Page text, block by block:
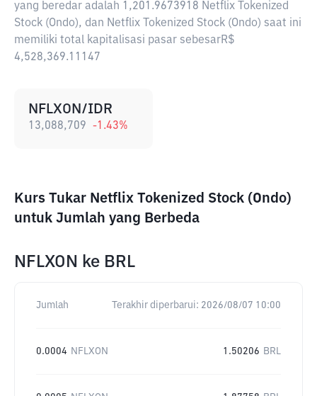
yang beredar adalah 1,201.9673918 Netflix Tokenized
Stock (Ondo), dan Netflix Tokenized Stock (Ondo) saat ini
memiliki total kapitalisasi pasar sebesarR$
4,528,369.11147
NFLXON/IDR
13,088,709 -1.43%
Kurs Tukar Netflix Tokenized Stock (Ondo)
untuk Jumlah yang Berbeda
NFLXON ke BRL
Jumlah Terakhir diperbarui: 2026/08/07 10:00
0.0004 NFLXON 1.50206 BRL